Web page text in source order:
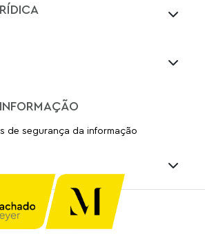
de segurança da informação